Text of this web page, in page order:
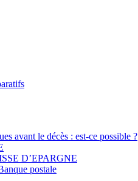
avant le décès : est-ce possible ?
D’EPARGNE
postale